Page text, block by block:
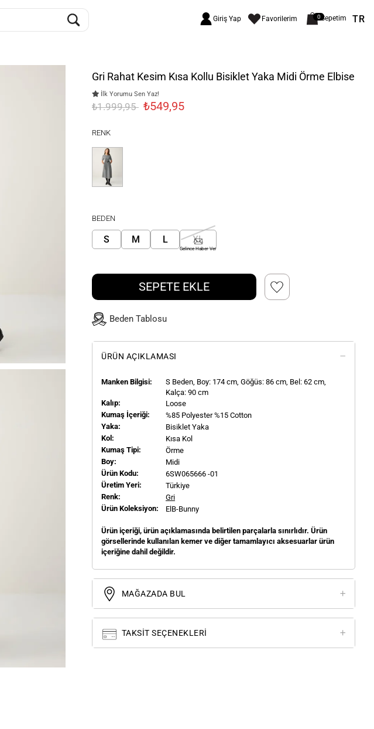
Giriş Yap Favorilerim 0Sepetim TR
Gri Rahat Kesim Kısa Kollu Bisiklet Yaka Midi Örme Elbise
İlk Yorumu Sen Yaz!
₺1.999,95 ₺549,95
RENK
BEDEN
S M L XL
Gelince Haber Ver
SEPETE EKLE
Beden Tablosu
ÜRÜN AÇIKLAMASI
Manken Bilgisi: S Beden, Boy: 174 cm, Göğüs: 86 cm, Bel: 62 cm,
Kalça: 90 cm
Kalıp:
Loose
Kumaş İçeriği:
%85 Polyester %15 Cotton
Yaka:
Bisiklet Yaka
Kol:
Kısa Kol
Kumaş Tipi:
Örme
Boy:
Midi
Ürün Kodu:
6SW065666 -01
Üretim Yeri:
Türkiye
Renk:
Gri
Ürün Koleksiyon:
ElB-Bunny
Ürün içeriği, ürün açıklamasında belirtilen parçalarla sınırlıdır. Ürün
görsellerinde kullanılan kemer ve diğer tamamlayıcı aksesuarlar ürün
içeriğine dahil değildir.
MAĞAZADA BUL
TAKSIT SEÇENEKLERI